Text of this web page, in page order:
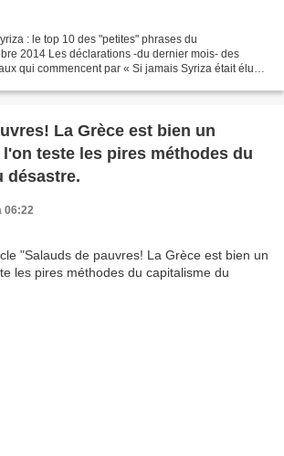
: le top 10 des "petites" phrases du
2014 Les déclarations -du dernier mois- des
qui commencent par « Si jamais Syriza était élu…
La Grèce est bien un
teste les pires méthodes du
désastre.
06:22